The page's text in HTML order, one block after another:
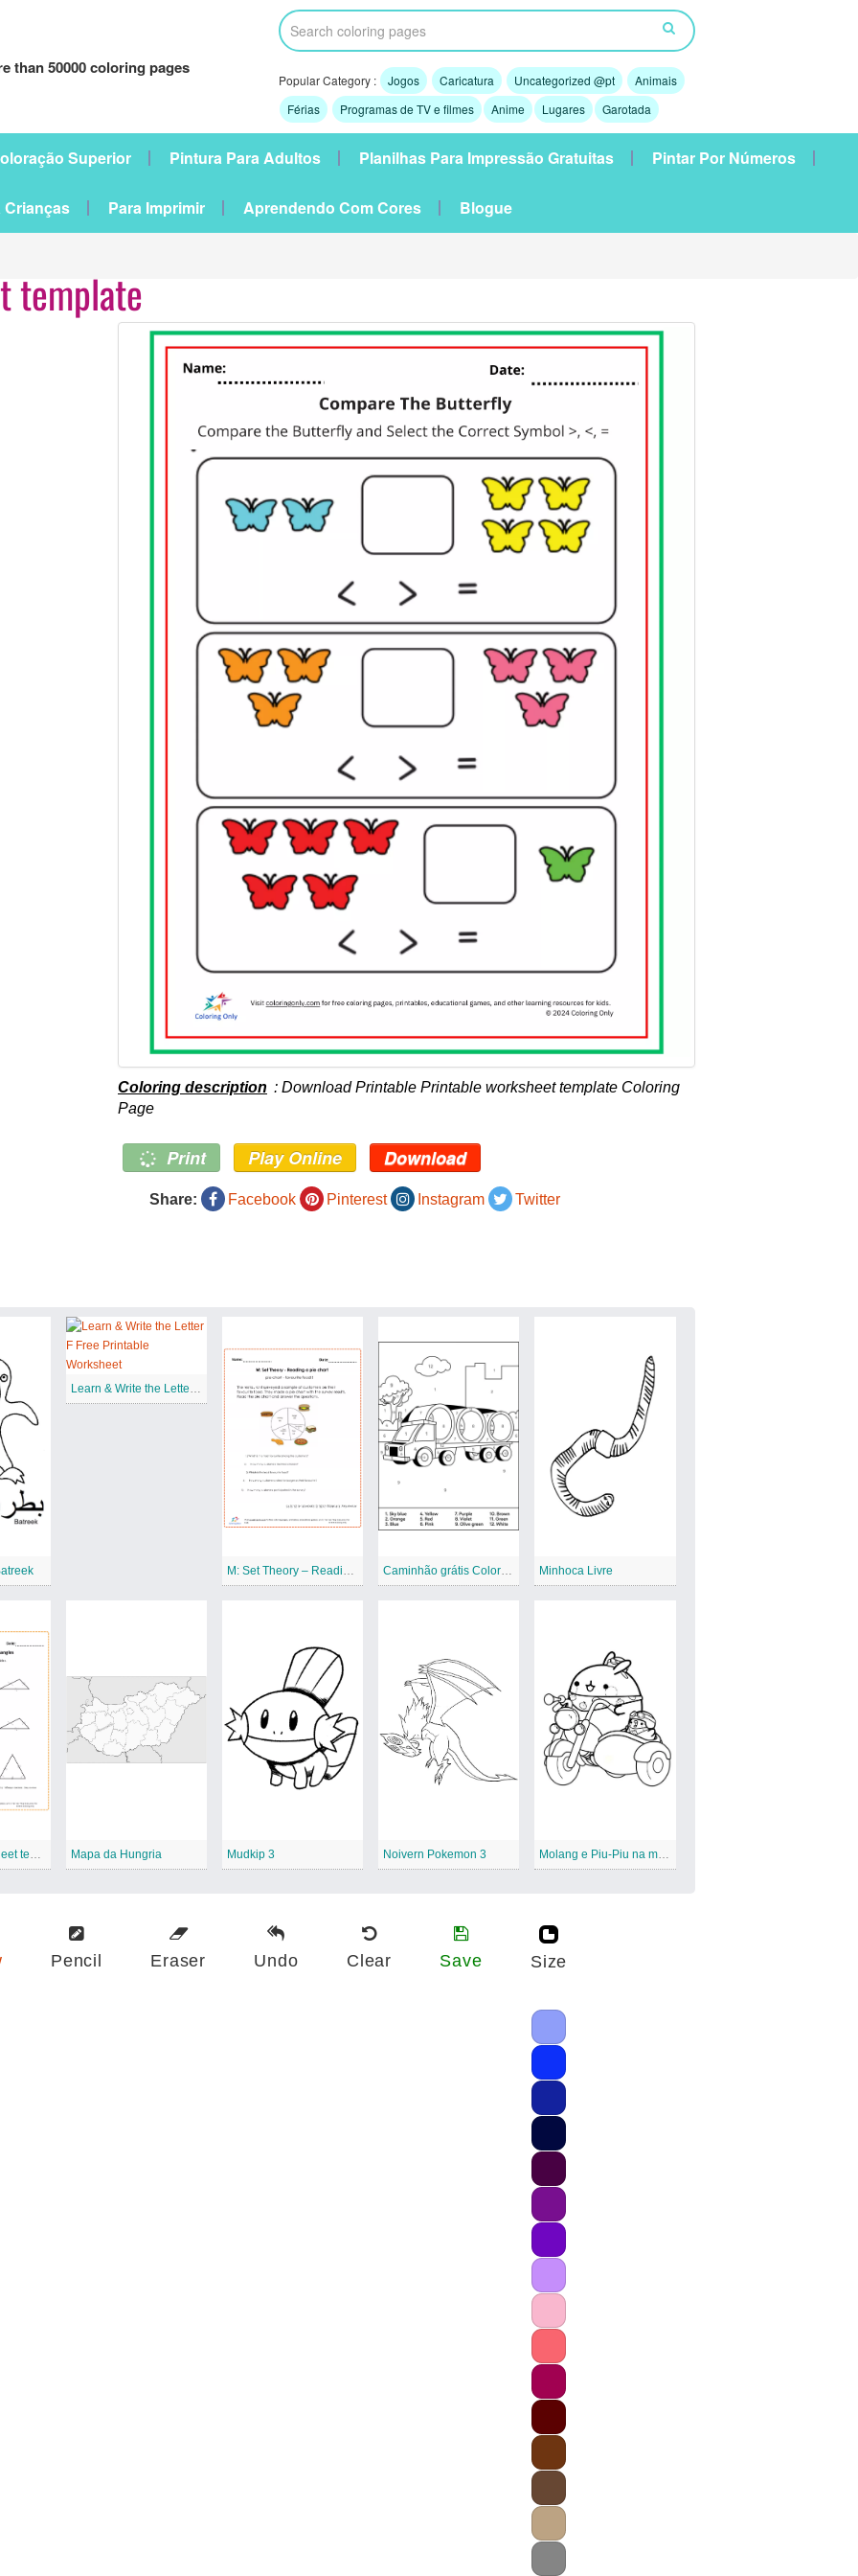
than 50000 coloring pages
Popular Category : Jogos Caricatura Uncategorized @pt
Animais
Férias
Programas de TV e filmes Anime Lugares Garotada
Superior Pintura Para Adultos Planilhas Para Impressão Gratuitas Pintar Por Números
Para Imprimir Aprendendo Com Cores Blogue
template
Coloring description : Download Printable Printable worksheet template Coloring
Page
Print Play Online Download
Share: Facebook Pinterest Instagram Twitter
Minhoca Livre
Mapa da Hungria Mudkip 3 Noivern Pokemon 3
Pencil Eraser Undo Clear Save Size